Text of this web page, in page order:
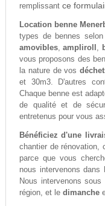
remplissant ce
Location benne
types de bennes
amovibles,ampliroll ,
vous proposons des
la nature de vos
et 30m3. D'autres
Chaque benne est
de qualité et de
entretenus pour vous
Bénéficiez d'une
chantier de rénovation,
parce que vous
nous intervenons
Nous intervenons
région, et le dimanche